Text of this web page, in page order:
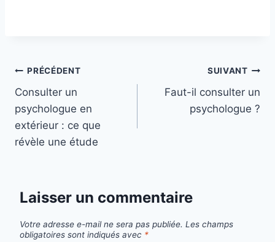
Navigation
de
l’article
PRÉCÉDENT
Consulter un
psychologue en
extérieur : ce que
révèle une étude
SUIVANT
Faut-il consulter un
psychologue ?
Laisser un commentaire
Votre adresse e-mail ne sera pas publiée. Les champs
obligatoires sont indiqués avec *